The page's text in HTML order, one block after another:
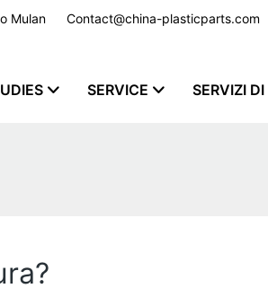
Mulan Contact@china-plasticparts.com
SERVICE SERVIZI